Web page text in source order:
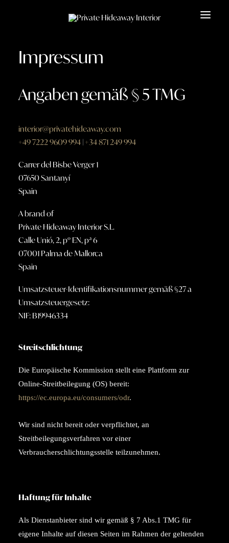
Impressum
Angaben gemäß § 5 TMG
interior@privatehideaway.com
+49 7222 9609 994 | +34 871 249 994
Carrer del Bisbe Verger 1
07650 Santanyí
Spain
A brand of
Private Hideaway Interior S.L.
Calle Unió, 2, pº EN, pª 6
07001 Palma de Mallorca
Spain
Umsatzsteuer-Identifikationsnummer gemäß §27 a
Umsatzsteuergesetz:
NIF: B19946334
Streitschlichtung
Die Europäische Kommission stellt eine Plattform zur
Online-Streitbeilegung (OS) bereit:
https://ec.europa.eu/consumers/odr.
Wir sind nicht bereit oder verpflichtet, an
Streitbeilegungsverfahren vor einer
Verbraucherschlichtungsstelle teilzunehmen.
Haftung für Inhalte
Als Dienstanbieter sind wir gemäß § 7 Abs.1 TMG für
eigene Inhalte auf diesen Seiten im Rahmen der geltenden